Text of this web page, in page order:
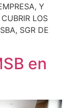
Y
LOS
SGR DE
en